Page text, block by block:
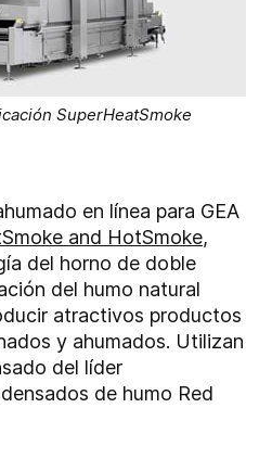
SuperHeatSmoke
en línea para GEA
and HotSmoke,
del horno de doble
del humo natural
atractivos productos
y ahumados. Utilizan
del líder
de humo Red